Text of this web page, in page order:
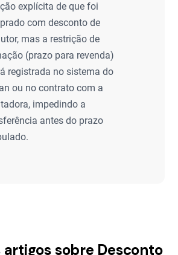
explícita de que foi
com desconto de
mas a restrição de
(prazo para revenda)
registrada no sistema do
ou no contrato com a
impedindo a
antes do prazo
sobre Desconto